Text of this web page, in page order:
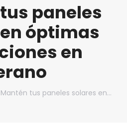
paneles
óptimas
en
Mantén tus paneles solares en…